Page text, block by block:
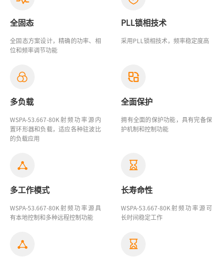
全固态
全固态方案设计，精确的功率、相
位和频率调节功能
PLL锁相技术
采用PLL锁相技术，频率稳定度高
多负载
WSPA-53.667-80K射频功率源内
置环形器和负载，适应各种驻波比
的负载应用
全面保护
拥有全面的保护功能，具有完备保
护机制和控制功能
多工作模式
WSPA-53.667-80K射频功率源具
有本地控制和多种远程控制功能
长寿命性
WSPA-53.667-80K射频功率源可
长时间稳定工作